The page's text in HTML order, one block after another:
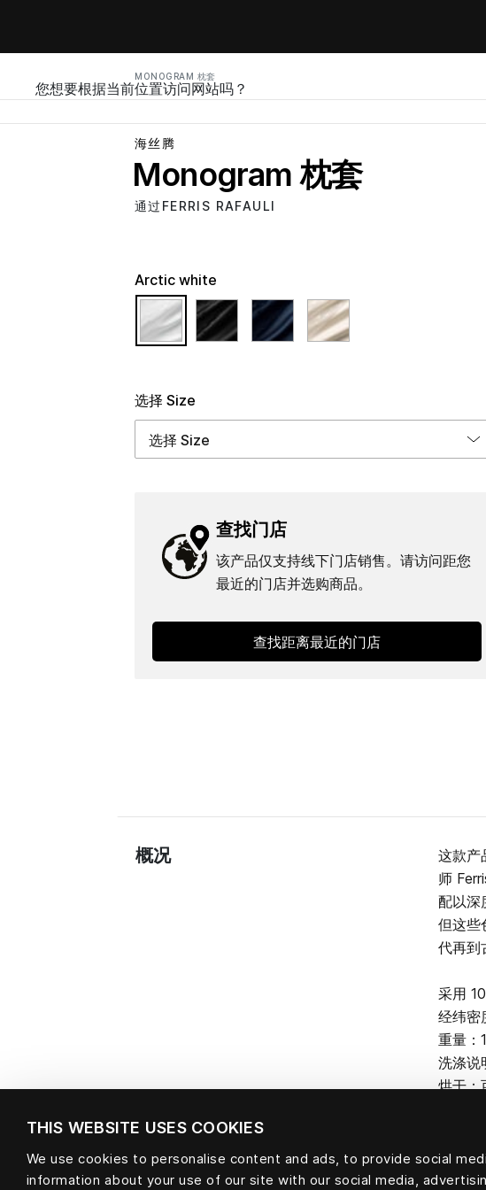
THIS WEBSITE USES COOKIES
We use cookies to personalise content and ads, to provide social
information about your use of our site with our social media,
MONOGRAM 枕套
您想要根据当前位置访问网站吗？
海丝腾
Monogram 枕套
通过FERRIS RAFAULI
选择 Size
Arctic white
selected
查找门店
该产品仅支持线下门店销售。请访问距您
最近的门店并选购商品。
查找距离最近的门店
概况
这款产
师
配以深
但这些
代再到
采用
经纬密
重量：
洗涤说
烘干：